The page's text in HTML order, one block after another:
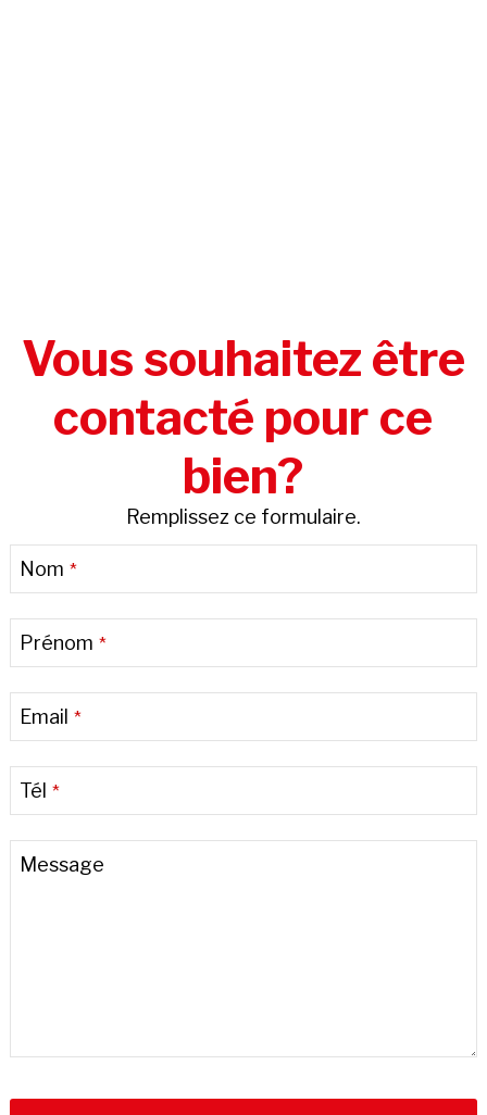
Vous souhaitez être
contacté pour ce
bien?
Remplissez ce formulaire.
Nom *
Prénom *
Email *
Tél *
Message